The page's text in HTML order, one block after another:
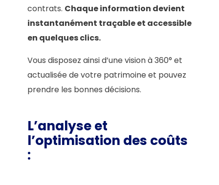
contrats. Chaque information devient
instantanément traçable et accessible
en quelques clics.
Vous disposez ainsi d’une vision à 360° et
actualisée de votre patrimoine et pouvez
prendre les bonnes décisions.
L’analyse et
l’optimisation des coûts
: